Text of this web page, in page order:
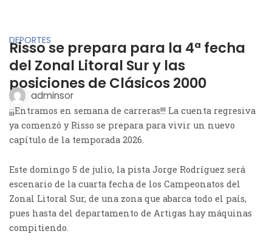
DEPORTES
Risso se prepara para la 4ª fecha
del Zonal Litoral Sur y las
posiciones de Clásicos 2000
adminsor
¡¡¡Entramos en semana de carreras!!! La cuenta regresiva
ya comenzó y Risso se prepara para vivir un nuevo
capítulo de la temporada 2026.
Este domingo 5 de julio, la pista Jorge Rodríguez será
escenario de la cuarta fecha de los Campeonatos del
Zonal Litoral Sur, de una zona que abarca todo el país,
pues hasta del departamento de Artigas hay máquinas
compitiendo.